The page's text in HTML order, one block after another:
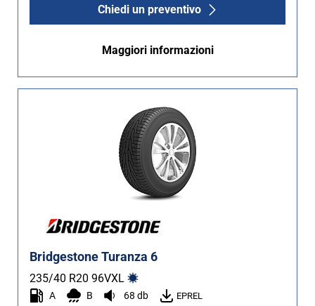
Chiedi un preventivo
Maggiori informazioni
Bridgestone Turanza 6
235/40 R20 96VXL
A B 68 db EPREL